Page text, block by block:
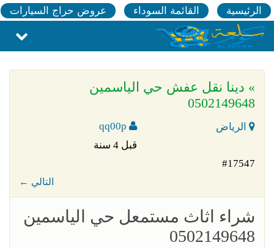
الرئيسية القائمة السوداء عروض حراج السيارات
» دينا نقل عفش حي الياسمين
0502149648
الرياض
قبل 4 سنة
#17547
← التالي
شراء اثاث مستمعل حي الياسمين
0502149648